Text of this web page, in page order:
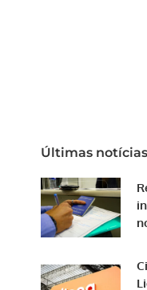
Últimas notícias